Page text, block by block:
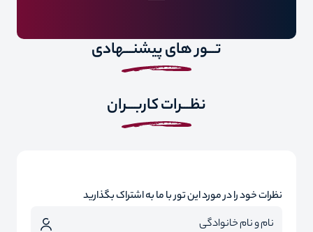
تـــور های پیشنـــهادی
نظـــرات کاربـــران
نظرات خود را در مورد این تور با ما به اشتراک بگذارید